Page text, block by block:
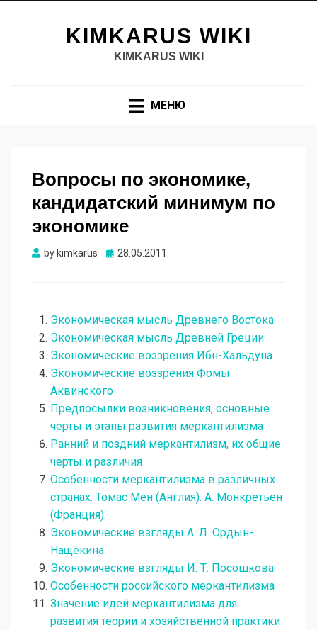
KIMKARUS WIKI
KIMKARUS WIKI
МЕНЮ
Вопросы по экономике,
кандидатский минимум по
экономике
by kimkarus Опубликовано
28.05.2011
Экономическая мысль Древнего Востока
Экономическая мысль Древней Греции
Экономические воззрения Ибн-Хальдуна
Экономические воззрения Фомы
Аквинского
Предпосылки возникновения, основные
черты и этапы развития меркантилизма
Ранний и поздний меркантилизм, их общие
черты и различия
Особенности меркантилизма в различных
странах. Томас Мен (Англия). А. Монкретьен
(Франция)
Экономические взгляды А. Л. Ордын-
Нащёкина
Экономические взгляды И. Т. Посошкова
Особенности российского меркантилизма
Значение идей меркантилизма для
развития теории и хозяйственной практики